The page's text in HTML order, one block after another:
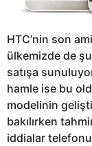
HTC’nin son
ülkemizde de
satışa
hamle ise bu
modelinin
bakılırken
iddialar